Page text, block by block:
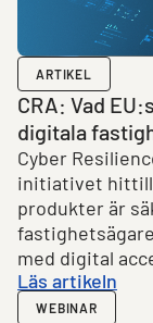
ARTIKEL
CRA: Vad
digitala
Cyber
initiativet
produkter är
med digital
Läs artikeln
WEBINAR